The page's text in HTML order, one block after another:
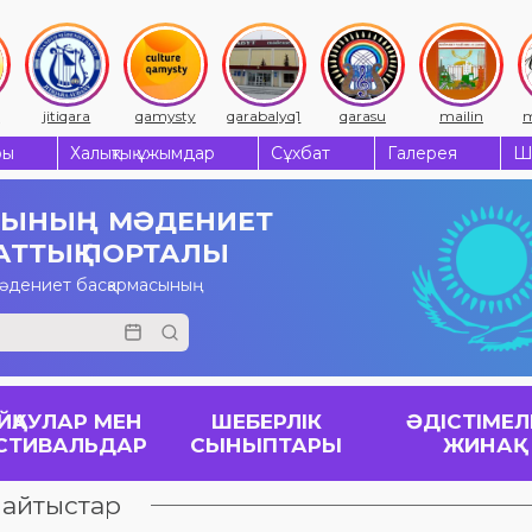
jitiqara qamysty qarabalyq1 qarasu mailin
Халықтық ұжымдар Сұхбат Галерея
МӘДЕНИЕТ
ПОРТАЛЫ
басқармасының
МЕН
ШЕБЕРЛІК
СЫНЫПТАРЫ
ЖИНАҚ